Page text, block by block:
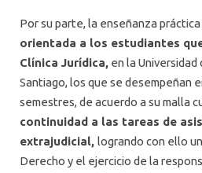
Por su parte, la enseñanza
orientada a los estudiantes
Clínica Jurídica, en la
Santiago, los que se desempeñan
semestres, de acuerdo a su malla
continuidad a las tareas de
extrajudicial, logrando con ello
Derecho y el ejercicio de la